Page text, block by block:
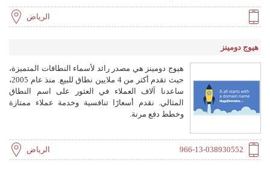
الرياض
هيوج دومينز
هيوج دومينز هي مصدر رائد لأسماء النطاقات المتميزة،
حيث تقدم أكثر من 4 ملايين نطاق للبيع. منذ عام 2005،
ساعدنا آلاف العملاء في العثور على اسم النطاق
المثالي. نقدم أسعارًا تنافسية وخدمة عملاء ممتازة
وخطط دفع مرنة.
966-13-038930552 الرياض